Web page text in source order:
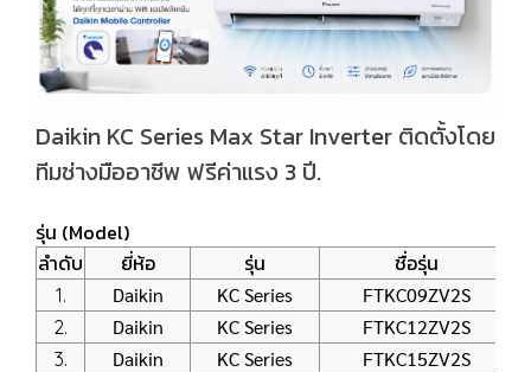
Daikin KC Series Max Star Inverter ติดตั้งโดย
ทีมช่างมืออาชีพ ฟรีค่าแรง 3 ปี.
รุ่น (Model)
ลำดับ
ยี่ห้อ รุ่น ชื่อรุ่น
1. Daikin KC Series FTKC09ZV2S
2. Daikin KC Series FTKC12ZV2S
3. Daikin KC Series FTKC15ZV2S